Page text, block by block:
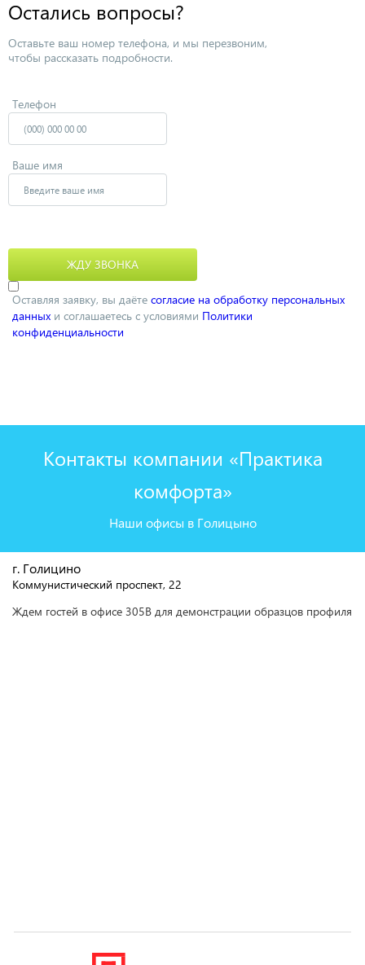
Остались вопросы?
Оставьте ваш номер телефона, и мы перезвоним,
чтобы рассказать подробности.
Телефон
Ваше имя
Оставляя заявку, вы даёте согласие на обработку персональных
данных и соглашаетесь с условиями Политики
конфиденциальности
Контакты компании «Практика
комфорта»
Наши офисы в Голицыно
г. Голицино
Коммунистический проспект, 22
Ждем гостей в офисе 305В для демонстрации образцов профиля